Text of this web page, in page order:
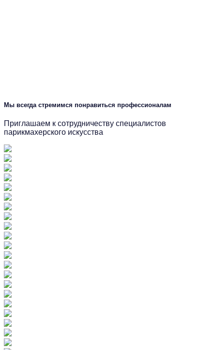
Мы всегда стремимся понравиться профессионалам
Приглашаем к сотрудничеству специалистов
парикмахерского искусства